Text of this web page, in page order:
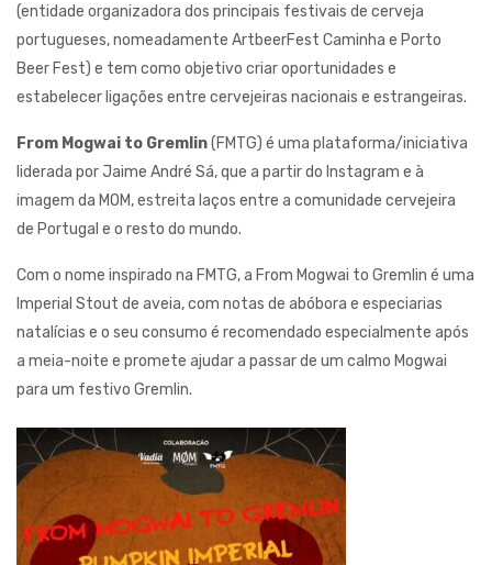
(entidade organizadora dos principais festivais de cerveja
portugueses, nomeadamente ArtbeerFest Caminha e Porto
Beer Fest) e tem como objetivo criar oportunidades e
estabelecer ligações entre cervejeiras nacionais e estrangeiras.
From Mogwai to Gremlin(FMTG) é uma plataforma/iniciativa
liderada por Jaime André Sá, que a partir do Instagram e à
imagem da MOM, estreita laços entre a comunidade cervejeira
de Portugal e o resto do mundo.
Com o nome inspirado na FMTG, a From Mogwai to Gremlin é uma
Imperial Stout de aveia, com notas de abóbora e especiarias
natalícias e o seu consumo é recomendado especialmente após
a meia-noite e promete ajudar a passar de um calmo Mogwai
para um festivo Gremlin.